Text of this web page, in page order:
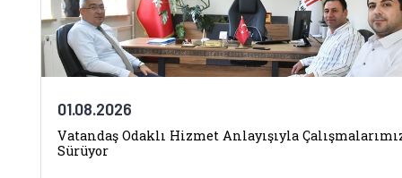
01.08.2026
Vatandaş Odaklı Hizmet Anlayışıyla
Sürüyor